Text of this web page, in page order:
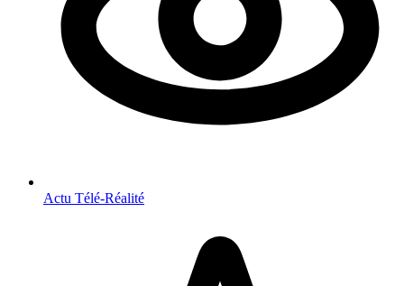
Actu Télé-Réalité